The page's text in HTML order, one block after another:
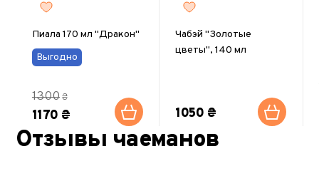
Пиала 170 мл "Дракон"
Выгодно
1300₴
1170 ₴
Чабэй "Золотые
цветы", 140 мл
1050 ₴
Отзывы чаеманов